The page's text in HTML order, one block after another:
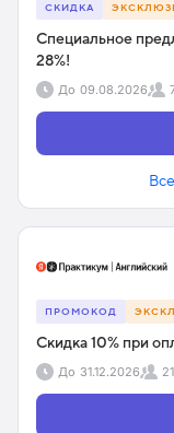
СКИДКА
Специальное
28%!
До 09.08.2026
ПРОМОКОД
Скидка 10% при
До 31.12.2026